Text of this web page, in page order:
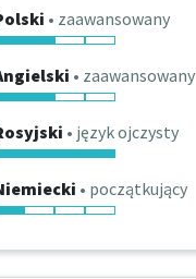
• zaawansowany
• zaawansowany
• język ojczysty
• początkujący